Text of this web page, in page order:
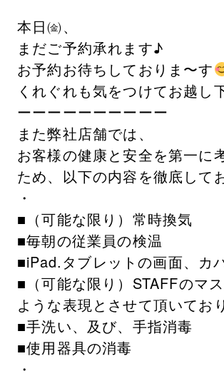
本日㈮、
まだご予約承れます♪
お予約お待ちしておりま〜す
くれぐれも気をつけてお越し
ーーーーーーーーーー
また弊社店舗では、
お客様の健康と安全を第一に
ため、以下の内容を徹底して
・
■（可能な限り）常時換気
■毎朝の従業員の検温
■iPad.タブレットの画面、カ
■（可能な限り）STAFFのマ
ような表現とさせて頂いてお
■手洗い、及び、手指消毒
■使用器具の消毒
・